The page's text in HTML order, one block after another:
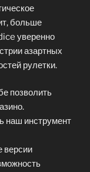
больше
уверенно
азартных
рулетки.
позволить
наш инструмент
версии